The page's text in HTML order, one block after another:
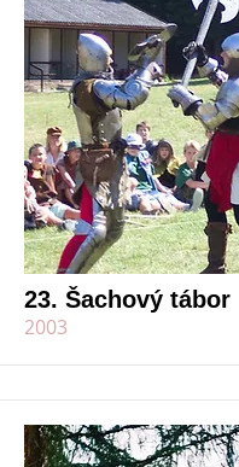
23. Šachový tábor
2003